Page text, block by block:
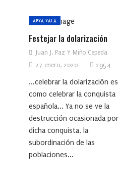
ABYA YALA
Festejar la dolarización
Juan J. Paz Y Miño Cepeda
27 enero, 2020
2954
...celebrar la dolarización es
como celebrar la conquista
española... Ya no se ve la
destrucción ocasionada por
dicha conquista, la
subordinación de las
poblaciones...